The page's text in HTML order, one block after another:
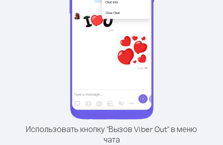
Использовать кнопку "Вызов Viber Out" в меню
чата